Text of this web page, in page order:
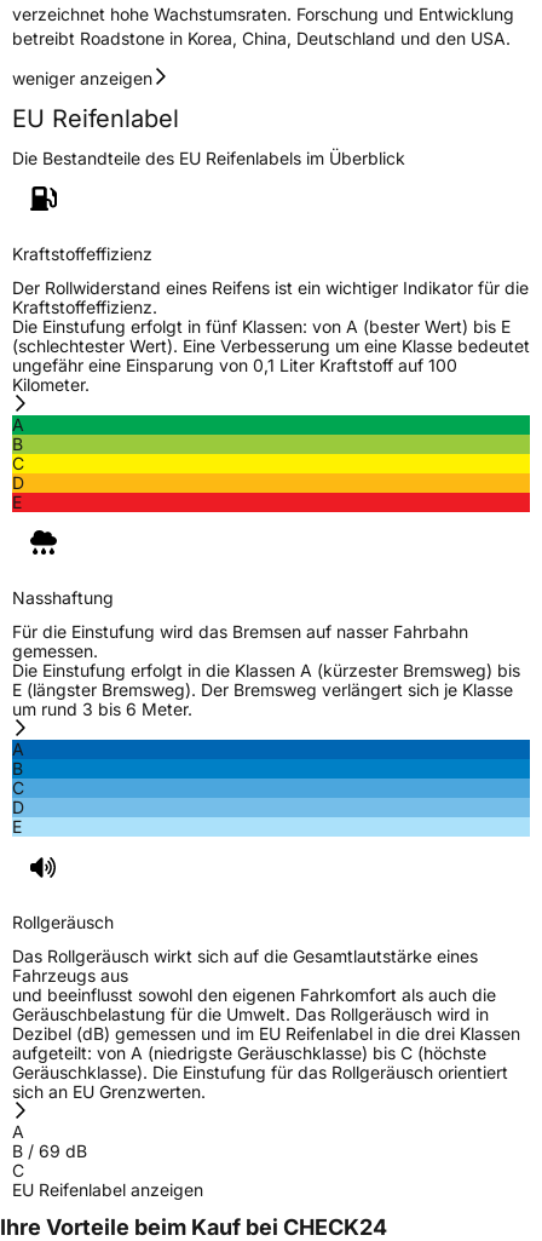
EU Label
EffizienzC
Rollgeräusch (dB) 69
FahrzeugklasseC1
3PMSF / Schneeflockensymbol / Alpine-Symbol
Allgemeine Produktsicherheit (GPSR)
verzeichnet hohe Wachstumsraten. Forschung und Entwicklung
betreibt Roadstone in Korea, China, Deutschland und den USA.
weniger anzeigen
EU Reifenlabel
Die Bestandteile des EU Reifenlabels im Überblick
Kraftstoffeffizienz
Der Rollwiderstand eines Reifens ist ein wichtiger Indikator für die
Kraftstoffeffizienz.
Die Einstufung erfolgt in fünf Klassen: von A (bester Wert) bis E
(schlechtester Wert). Eine Verbesserung um eine Klasse bedeutet
ungefähr eine Einsparung von 0,1 Liter Kraftstoff auf 100
Kilometer.
A
B
C
D
E
Nasshaftung
Für die Einstufung wird das Bremsen auf nasser Fahrbahn
gemessen.
Die Einstufung erfolgt in die Klassen A (kürzester Bremsweg) bis
E (längster Bremsweg). Der Bremsweg verlängert sich je Klasse
um rund 3 bis 6 Meter.
A
B
C
D
E
Rollgeräusch
Das Rollgeräusch wirkt sich auf die Gesamtlautstärke eines
Fahrzeugs aus
und beeinflusst sowohl den eigenen Fahrkomfort als auch die
Geräuschbelastung für die Umwelt. Das Rollgeräusch wird in
Dezibel (dB) gemessen und im EU Reifenlabel in die drei Klassen
aufgeteilt: von A (niedrigste Geräuschklasse) bis C (höchste
Geräuschklasse). Die Einstufung für das Rollgeräusch orientiert
sich an EU Grenzwerten.
A
B / 69 dB
C
EU Reifenlabel anzeigen
Ihre Vorteile beim Kauf bei CHECK24